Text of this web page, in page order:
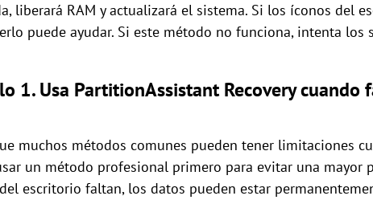
liberará RAM y actualizará el sistema. Si los íconos del
puede ayudar. Si este método no funciona, intenta los
1. Usa PartitionAssistant Recovery
muchos métodos comunes pueden tener limitaciones
un método profesional primero para evitar una mayor
escritorio faltan, los datos pueden estar